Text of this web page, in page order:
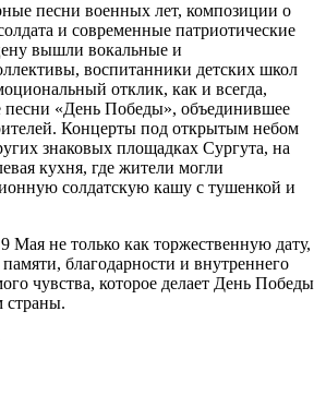
песни военных лет, композиции о
и современные патриотические
вышли вокальные и
воспитанники детских школ
отклик, как и всегда,
песни «День Победы», объединившее
Концерты под открытым небом
знаковых площадках Сургута, на
кухня, где жители могли
солдатскую кашу с тушенкой и
Мая не только как торжественную дату,
благодарности и внутреннего
чувства, которое делает День Победы
страны.